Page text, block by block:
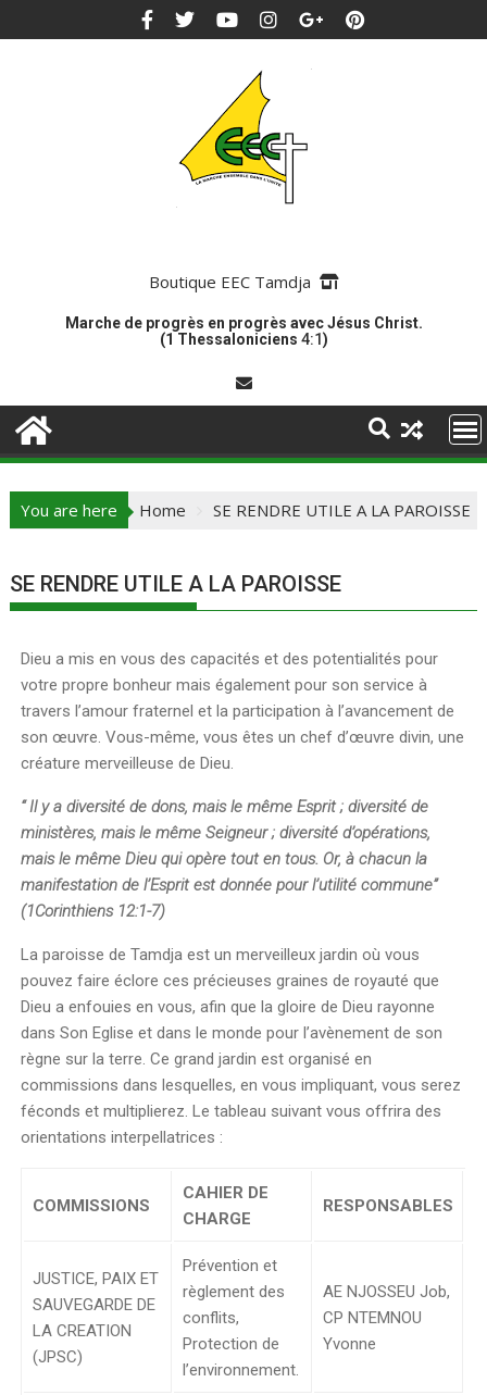
Boutique EEC Tamdja
Marche de progrès en progrès avec Jésus Christ.
(1 Thessaloniciens 4:1)
You are here Home SE RENDRE UTILE A LA PAROISSE
SE RENDRE UTILE A LA PAROISSE
Dieu a mis en vous des capacités et des potentialités pour
votre propre bonheur mais également pour son service à
travers l’amour fraternel et la participation à l’avancement de
son œuvre. Vous-même, vous êtes un chef d’œuvre divin, une
créature merveilleuse de Dieu.
“ Il y a diversité de dons, mais le même Esprit ; diversité de
ministères, mais le même Seigneur ; diversité d’opérations,
mais le même Dieu qui opère tout en tous. Or, à chacun la
manifestation de l’Esprit est donnée pour l’utilité commune”
(1Corinthiens 12:1-7)
La paroisse de Tamdja est un merveilleux jardin où vous
pouvez faire éclore ces précieuses graines de royauté que
Dieu a enfouies en vous, afin que la gloire de Dieu rayonne
dans Son Eglise et dans le monde pour l’avènement de son
règne sur la terre. Ce grand jardin est organisé en
commissions dans lesquelles, en vous impliquant, vous serez
féconds et multiplierez. Le tableau suivant vous offrira des
orientations interpellatrices :
COMMISSIONS
CAHIER DE
CHARGE
RESPONSABLES
JUSTICE, PAIX ET
SAUVEGARDE DE
LA CREATION
(JPSC)
Prévention et
règlement des
conflits,
Protection de
l’environnement.
AE NJOSSEU Job,
CP NTEMNOU
Yvonne